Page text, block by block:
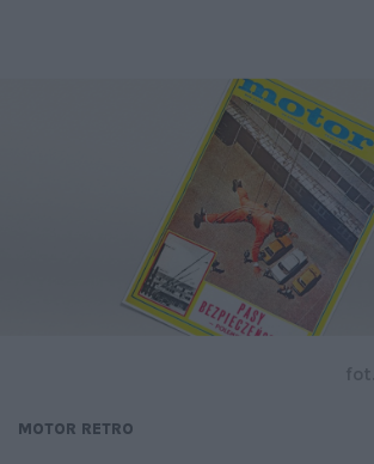
MOTOR RETRO